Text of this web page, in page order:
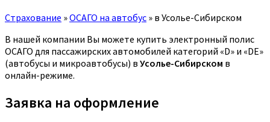
Страхование »ОСАГО на автобус » в Усолье-Сибирском
В нашей компании Вы можете купить электронный полис
ОСАГО для пассажирских автомобилей категорий «D» и «DE»
(автобусы и микроавтобусы) в Усолье-Сибирском в
онлайн-режиме.
Заявка на оформление